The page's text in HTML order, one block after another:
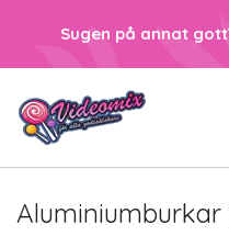
Sugen på annat